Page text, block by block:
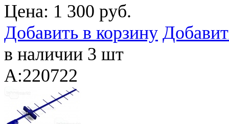
Цена: 1 300 руб.
Добавить в корзину
в наличии 3 шт
A:220722